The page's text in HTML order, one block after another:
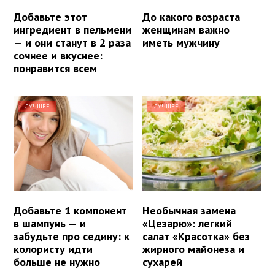
Добавьте этот
ингредиент в пельмени
— и они станут в 2 раза
сочнее и вкуснее:
понравится всем
До какого возраста
женщинам важно
иметь мужчину
ЛУЧШЕЕ
Добавьте 1 компонент
в шампунь — и
забудьте про седину: к
колористу идти
больше не нужно
ЛУЧШЕЕ
Необычная замена
«Цезарю»: легкий
салат «Красотка» без
жирного майонеза и
сухарей